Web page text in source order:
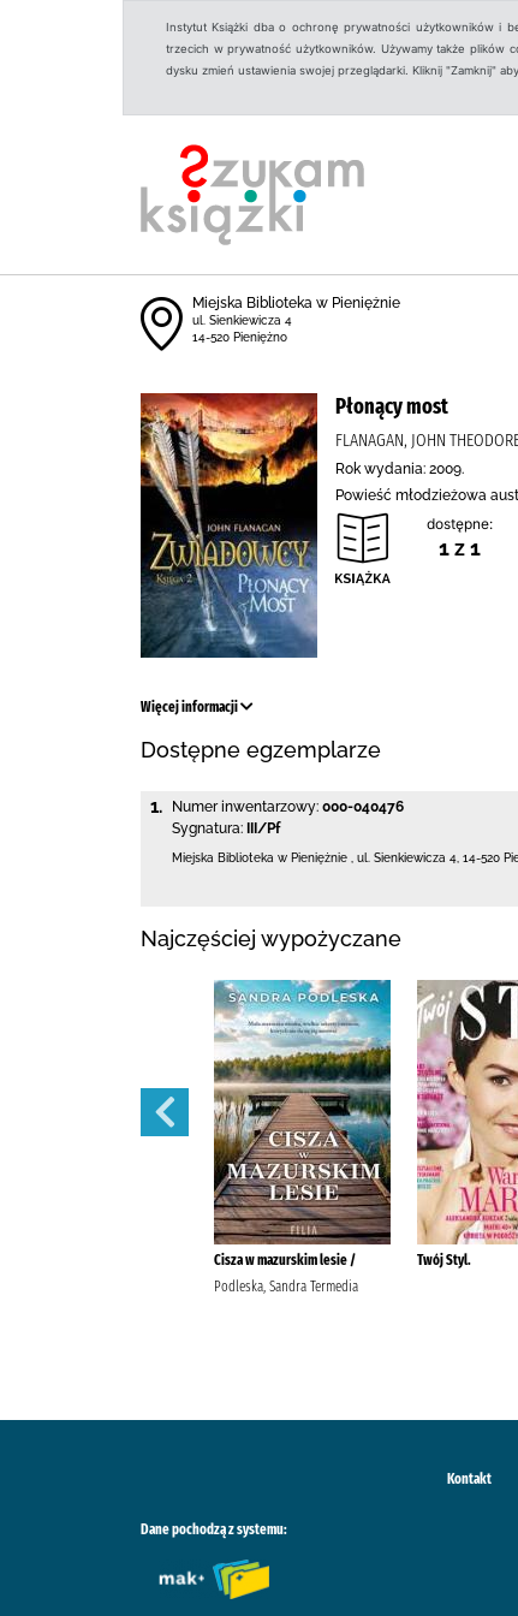
Instytut Książki dba o ochronę prywatności użytkowników i
trzecich w prywatność użytkowników. Używamy także plików
dysku zmień ustawienia swojej przeglądarki. Kliknij "Zamknij"
Miejska Biblioteka w Pieniężnie
ul. Sienkiewicza 4
14-520 Pieniężno
Płonący most
FLANAGAN, JOHN
Rok wydania: 2009.
Powieść młodzieżowa
dostępne:
1 z 1
Więcej informacji
Dostępne egzemplarze
1. Numer inwentarzowy: 000-040476
Sygnatura:
III/Pf
Miejska Biblioteka w Pieniężnie ul. Sienkiewicza 4 14-520
Najczęściej wypożyczane
Cisza w mazurskim lesie /
Podleska, Sandra Termedia
Twój Styl.
Kontakt
Dane pochodzą z systemu: